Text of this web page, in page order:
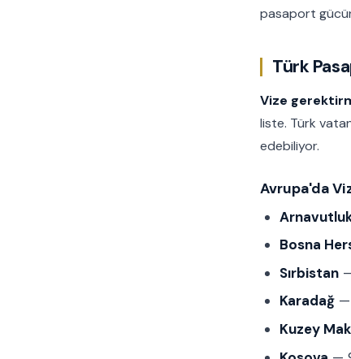
pasaport
Türk
Vize
liste. Türk
edebiliyor.
Avrupa'da
Bosna
Sırbistan
Karadağ —
Kuzey